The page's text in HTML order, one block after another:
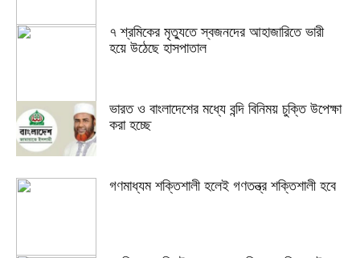
৭ শ্রমিকের মৃত্যুতে স্বজনদের আহাজারিতে ভারী
হয়ে উঠেছে হাসপাতাল
ভারত ও বাংলাদেশের মধ্যে বন্দি বিনিময় চুক্তি উপেক্ষা
করা হচ্ছে
গণমাধ্যম শক্তিশালী হলেই গণতন্ত্র শক্তিশালী হবে